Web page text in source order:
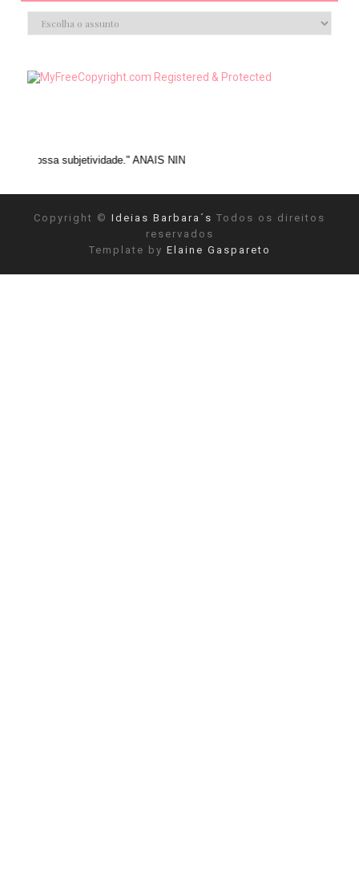
ANAIS NIN
Copyright © Ideias Barbara´s Todos os direitos
reservados
Template by Elaine Gaspareto